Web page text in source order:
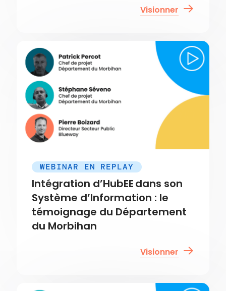
Visionner
WEBINAR EN REPLAY
Intégration d’HubEE dans son
Système d’Information : le
témoignage du Département
du Morbihan
Visionner